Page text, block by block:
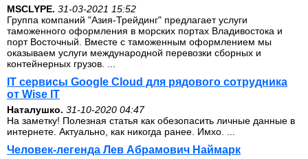
MSCLYPE. 31-03-2021 15:52
Группа компаний "Азия-Трейдинг" предлагает услуги
таможенного оформления в морских портах Владивостока и
порт Восточный. Вместе с таможенным оформлением мы
оказываем услуги международной перевозки сборных и
контейнерных грузов. ...
IT сервисы Google Cloud для рядового сотрудника
от Wise IT
Наталушко. 31-10-2020 04:47
На заметку! Полезная статья как обезопасить личные данные в
интернете. Актуально, как никогда ранее. Имхо. ...
Человек-легенда Лев Абрамович Наймарк